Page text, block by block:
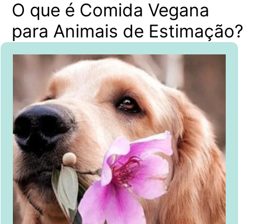
O que é Comida Vegana
para Animais de Estimação?